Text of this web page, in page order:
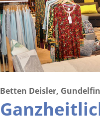
Betten Deisler,